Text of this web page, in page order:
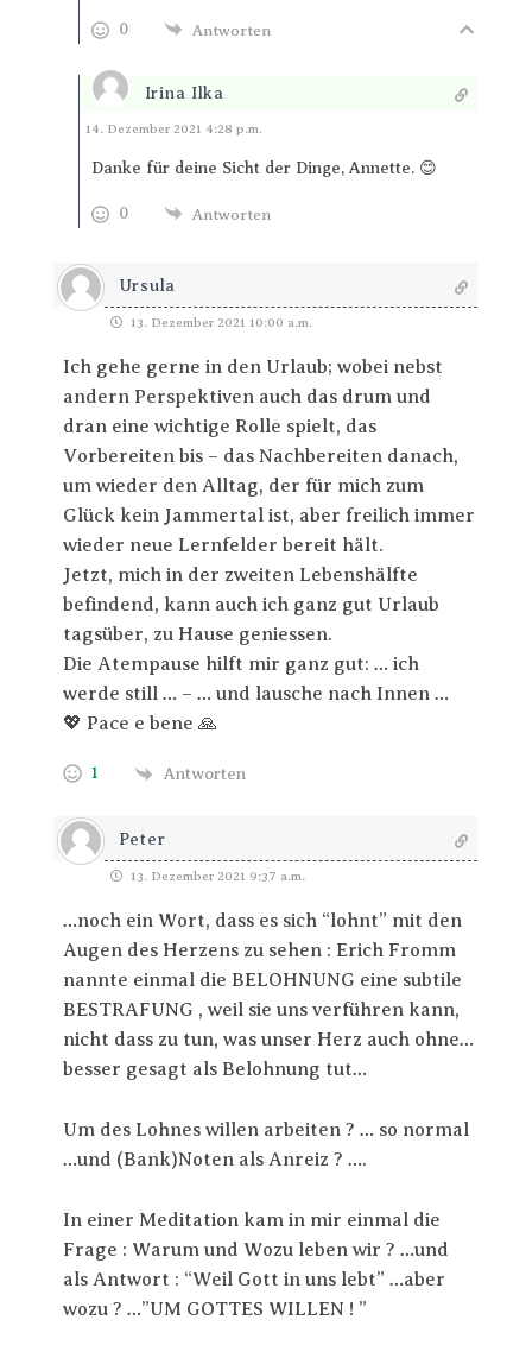
0 Antworten
Irina Ilka
Antworten
14. Dezember 2021 4:28 p.m.
Danke für deine Sicht der Dinge, Annette. 😊
0 Antworten
Ursula
13. Dezember 2021 10:00 a.m.
Ich gehe gerne in den Urlaub; wobei nebst
andern Perspektiven auch das drum und
dran eine wichtige Rolle spielt, das
Vorbereiten bis – das Nachbereiten danach,
um wieder den Alltag, der für mich zum
Glück kein Jammertal ist, aber freilich immer
wieder neue Lernfelder bereit hält.
Jetzt, mich in der zweiten Lebenshälfte
befindend, kann auch ich ganz gut Urlaub
tagsüber, zu Hause geniessen.
Die Atempause hilft mir ganz gut: … ich
werde still … – … und lausche nach Innen …
💖 Pace e bene 🙏
1 Antworten
Peter
13. Dezember 2021 9:37 a.m.
…noch ein Wort, dass es sich “lohnt” mit den
Augen des Herzens zu sehen : Erich Fromm
nannte einmal die BELOHNUNG eine subtile
BESTRAFUNG , weil sie uns verführen kann,
nicht dass zu tun, was unser Herz auch ohne…
besser gesagt als Belohnung tut…
Um des Lohnes willen arbeiten ? … so normal
…und (Bank)Noten als Anreiz ? ….
In einer Meditation kam in mir einmal die
Frage : Warum und Wozu leben wir ? …und
als Antwort : “Weil Gott in uns lebt” …aber
wozu ? …”UM GOTTES WILLEN ! ”